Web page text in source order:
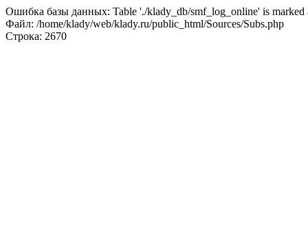
Ошибка базы данных: Table './klady_db/smf_log_online' is marked
Файл: /home/klady/web/klady.ru/public_html/Sources/Subs.php
Строка: 2670